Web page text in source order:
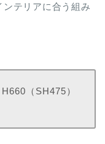
テリアに合う組み
（SH475）